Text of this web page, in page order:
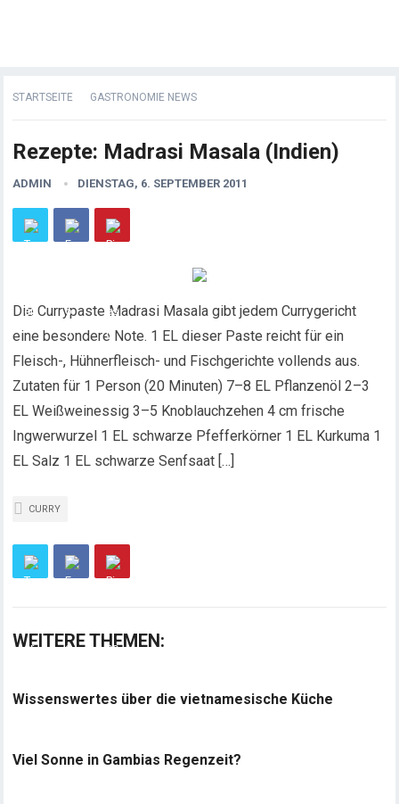
STARTSEITE GASTRONOMIE NEWS
Rezepte: Madrasi Masala (Indien)
ADMIN DIENSTAG, 6. SEPTEMBER 2011
Die Currypaste Madrasi Masala gibt jedem Currygericht
eine besondere Note. 1 EL dieser Paste reicht für ein
Fleisch-, Hühnerfleisch- und Fischgerichte vollends aus.
Zutaten für 1 Person (20 Minuten) 7–8 EL Pflanzenöl 2–3
EL Weißweinessig 3–5 Knoblauchzehen 4 cm frische
Ingwerwurzel 1 EL schwarze Pfefferkörner 1 EL Kurkuma 1
EL Salz 1 EL schwarze Senfsaat […]
CURRY
WEITERE THEMEN:
Wissenswertes über die vietnamesische Küche
Viel Sonne in Gambias Regenzeit?